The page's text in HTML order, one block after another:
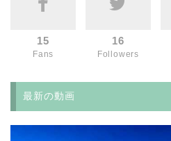
15
Fans
16
Followers
最新の動画